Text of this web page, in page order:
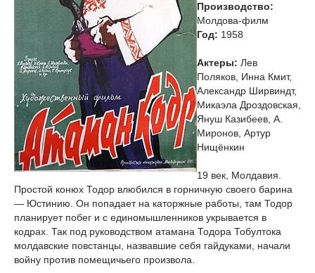
Производство:
Молдова-филм
Год: 1958
Актеры: Лев
Поляков, Инна Кмит,
Александр Ширвиндт,
Микаэла Дроздовская,
Януш Казибеев, А.
Миронов, Артур
Нищёнкин
19 век, Молдавия.
Простой конюх Тодор влюбился в горничную своего барина
— Юстинию. Он попадает на каторжные работы, там Тодор
планирует побег и с единомышленников укрывается в
кодрах. Так под руководством атамана Тодора Тобултока
молдавские повстанцы, назвавшие себя гайдуками, начали
войну против помещичьего произвола.